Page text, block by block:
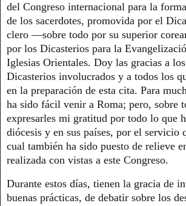
del Congreso internacional para la
de los sacerdotes, promovida por el
clero —sobre todo por su superior
por los Dicasterios para la
Iglesias Orientales. Doy las gracias a
Dicasterios involucrados y a todos los
en la preparación de esta cita. Para
ha sido fácil venir a Roma; pero, sobre
expresarles mi gratitud por todo lo que
diócesis y en sus países, por el servicio
cual también ha sido puesto de relieve
realizada con vistas a este Congreso.
Durante estos días, tienen la gracia de
buenas prácticas, de debatir sobre los